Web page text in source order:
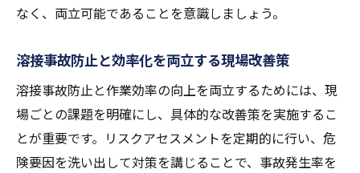
なく、両立可能であることを意識しましょう。
溶接事故防止と効率化を両立する現場改善策
溶接事故防止と作業効率の向上を両立するためには、現
場ごとの課題を明確にし、具体的な改善策を実施するこ
とが重要です。リスクアセスメントを定期的に行い、危
険要因を洗い出して対策を講じることで、事故発生率を